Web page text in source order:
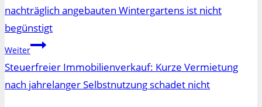
nachträglich angebauten Wintergartens ist nicht
begünstigt
Weiter
Steuerfreier Immobilienverkauf: Kurze Vermietung
nach jahrelanger Selbstnutzung schadet nicht